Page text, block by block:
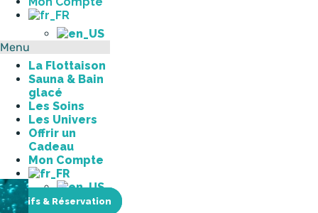
Menu
La Flottaison
Sauna & Bain
glacé
Les Soins
Les Univers
Offrir un
Cadeau
Mon Compte
Tarifs & Réservation